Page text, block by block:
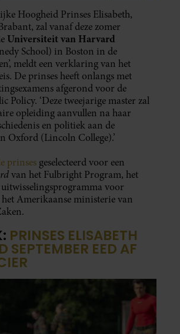
Hoogheid Prinses Elisabeth,
zal vanaf deze zomer
Universiteit van Harvard
School) in Boston in de
meldt een verklaring van het
De prinses heeft onlangs met
afgerond voor de
Policy. ‘Deze tweejarige master zal
opleiding aanvullen na haar
en politiek aan de
Oxford (Lincoln College).’
prinses geselecteerd voor een
van het Fulbright Program, het
voor
Amerikaanse ministerie van
PRINSES ELISABETH
SEPTEMBER EED AF